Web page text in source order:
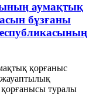
аумақтық
бұзғаны
қорғаныс
туралы